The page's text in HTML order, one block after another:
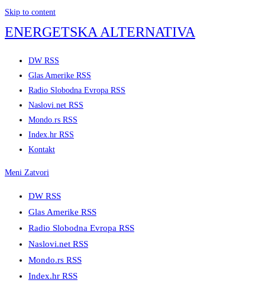
Skip to content
ENERGETSKA ALTERNATIVA
DW RSS
Glas Amerike RSS
Radio Slobodna Evropa RSS
Naslovi.net RSS
Mondo.rs RSS
Index.hr RSS
Kontakt
Meni Zatvori
DW RSS
Glas Amerike RSS
Radio Slobodna Evropa RSS
Naslovi.net RSS
Mondo.rs RSS
Index.hr RSS